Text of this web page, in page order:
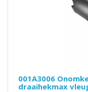
001A3006
draaihekmax